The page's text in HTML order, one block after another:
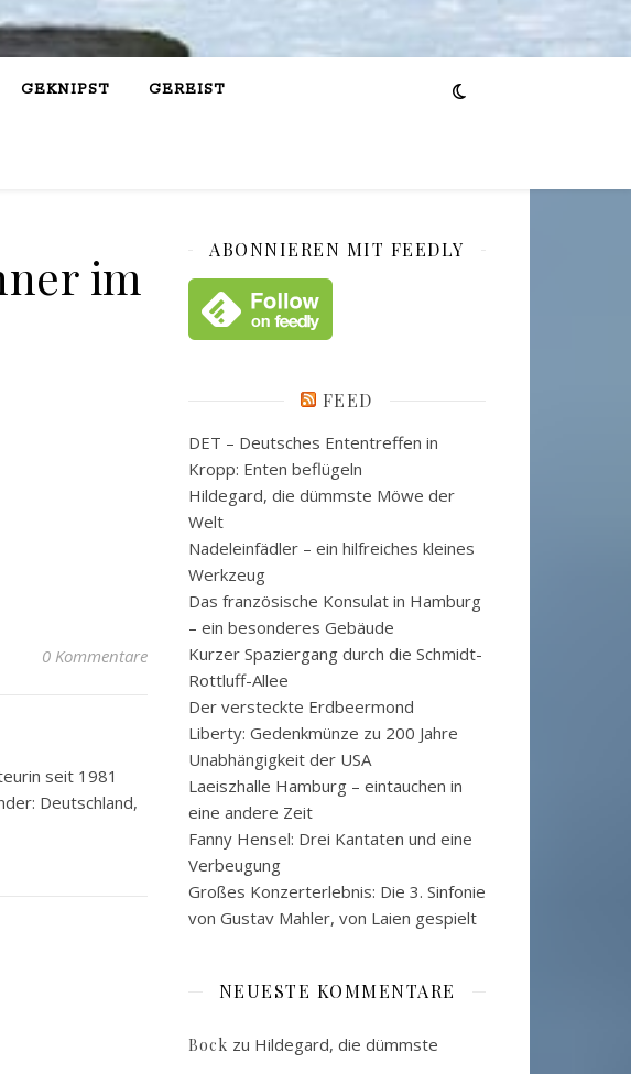
GEKNIPST GEREIST
im
0 Kommentare
seit 1981
Deutschland,
ABONNIEREN MIT FEEDLY
FEED
DET – Deutsches Ententreffen in
Kropp: Enten beflügeln
Hildegard, die dümmste Möwe der
Welt
Nadeleinfädler – ein hilfreiches kleines
Werkzeug
Das französische Konsulat in Hamburg
– ein besonderes Gebäude
Kurzer Spaziergang durch die Schmidt-
Rottluff-Allee
Der versteckte Erdbeermond
Liberty: Gedenkmünze zu 200 Jahre
Unabhängigkeit der USA
Laeiszhalle Hamburg – eintauchen in
eine andere Zeit
Fanny Hensel: Drei Kantaten und eine
Verbeugung
Großes Konzerterlebnis: Die 3. Sinfonie
von Gustav Mahler, von Laien gespielt
NEUESTE KOMMENTARE
Bock zu Hildegard, die dümmste